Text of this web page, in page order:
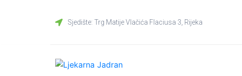
Sjedište: Trg Matije Vlačića Flaciusa 3, Rijeka